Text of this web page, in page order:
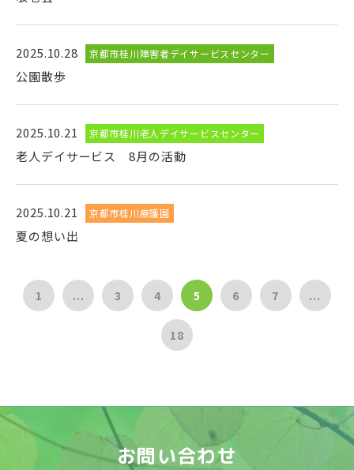
2025.10.28 京都市桂川障害者デイサービスセンター
公園散歩
2025.10.21 京都市桂川老人デイサービスセンター
老人デイサービス 8月の活動
2025.10.21 京都市桂川療護園
夏の想い出
1 ... 3 4 5 6 7 ...
18
お問い合わせ